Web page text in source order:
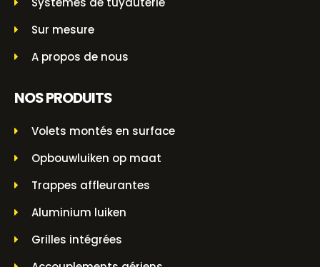
Sur mesure
A propos de nous
NOS PRODUITS
Volets montés en surface
Opbouwluiken op maat
Trappes affleurantes
Aluminium luiken
Grilles intégrées